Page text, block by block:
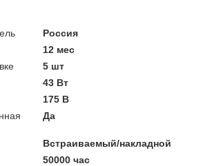
Россия
12 мес
5 шт
43 Вт
175 В
Да
Встраиваемый/накладной
50000 час